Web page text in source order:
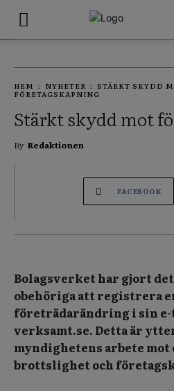
HEM NYHETER
STÄRKT SKYDD
FÖRETAGSKAPNING
Stärkt skydd mot
By Redaktionen
FACEBOOK
Bolagsverket har gjort
obehöriga att registrera
företrädarändring i sin e-
verksamt.se. Detta är
myndighetens arbete
brottslighet och